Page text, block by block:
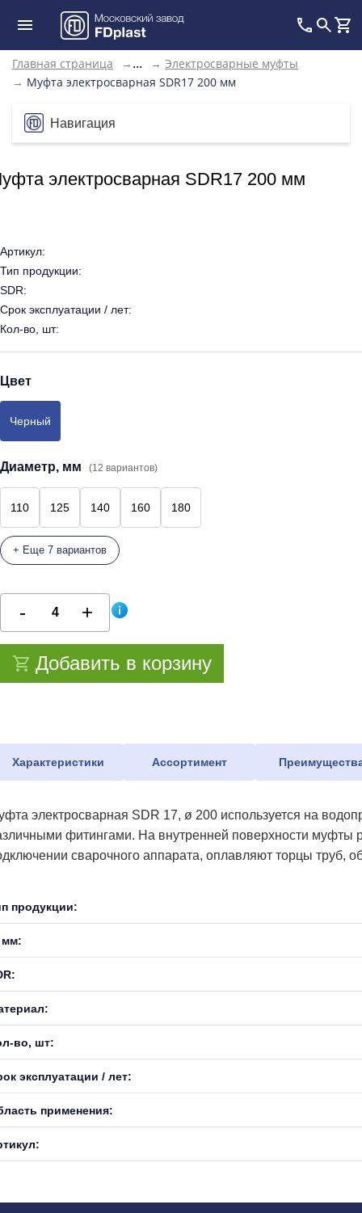
Главная страница → ... → Электросварные муфты
→ Муфта электросварная SDR17 200 мм
Навигация
электросварная SDR17 200 мм
Артикул:
Тип продукции:
SDR:
Срок эксплуатации / лет:
Кол-во, шт:
Цвет
Черный
Диаметр, мм (12 вариантов)
110 125 140 160 180
+ Еще 7 вариантов
Добавить в корзину
Характеристики Ассортимент
электросварная SDR 17, ø 200 используется на
фитингами. На внутренней поверхности муфты
сварочного аппарата, оплавляют торцы труб,
продукции:
мм:
во, шт:
эксплуатации / лет:
применения: